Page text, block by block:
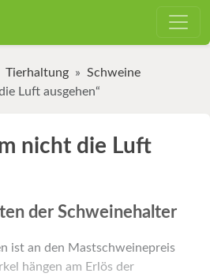
Tierhaltung
Schweine
Luft ausgehen“
nicht die Luft
der Schweinehalter
ist an den Mastschweinepreis
hängen am Erlös der